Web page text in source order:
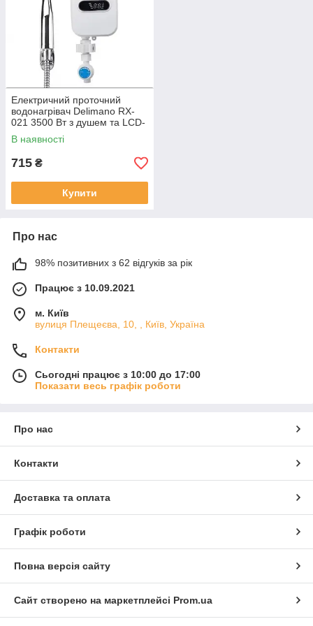
Електричний проточний
водонагрівач Delimano RX-
021 3500 Вт з душем та LCD-
дисплеєм
В наявності
715 ₴
Купити
Про нас
98% позитивних з 62 відгуків за рік
Працює з 10.09.2021
м. Київ
вулиця Плещеєва, 10, , Київ, Україна
Контакти
Сьогодні працює з 10:00 до 17:00
Показати весь графік роботи
Про нас
Контакти
Доставка та оплата
Графік роботи
Повна версія сайту
Сайт створено на маркетплейсі Prom.ua